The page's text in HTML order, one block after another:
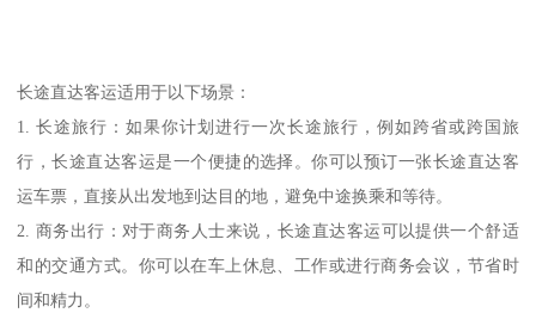
长途直达客运适用于以下场景：
1. 长途旅行：如果你计划进行一次长途旅行，例如跨省或跨国旅
行，长途直达客运是一个便捷的选择。你可以预订一张长途直达客
运车票，直接从出发地到达目的地，避免中途换乘和等待。
2. 商务出行：对于商务人士来说，长途直达客运可以提供一个舒适
和的交通方式。你可以在车上休息、工作或进行商务会议，节省时
间和精力。